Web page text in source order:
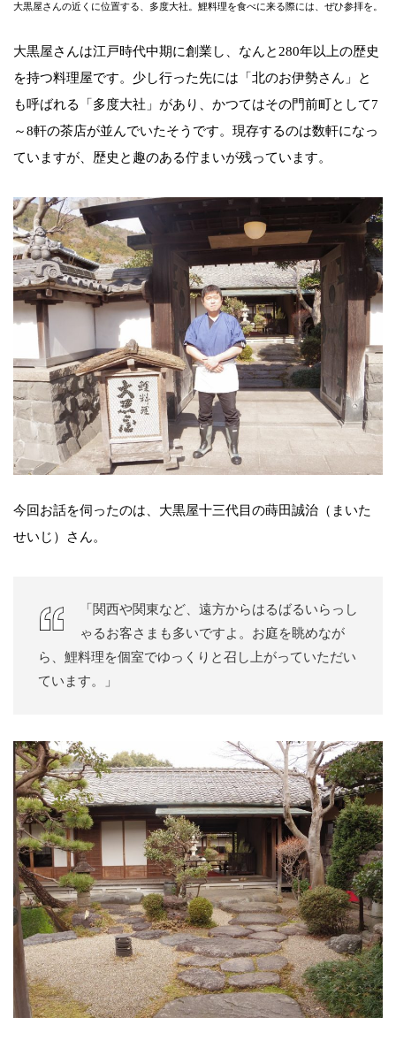
大黒屋さんの近くに位置する、多度大社。鯉料理を食べに来る際には、ぜひ参拝を。
大黒屋さんは江戸時代中期に創業し、なんと280年以上の歴史
を持つ料理屋です。少し行った先には「北のお伊勢さん」と
も呼ばれる「多度大社」があり、かつてはその門前町として7
～8軒の茶店が並んでいたそうです。現存するのは数軒になっ
ていますが、歴史と趣のある佇まいが残っています。
今回お話を伺ったのは、大黒屋十三代目の蒔田誠治（まいた
せいじ）さん。
「関西や関東など、遠方からはるばるいらっし
ゃるお客さまも多いですよ。お庭を眺めなが
ら、鯉料理を個室でゆっくりと召し上がっていただい
ています。」